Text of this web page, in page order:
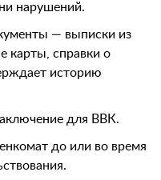
нарушений.
— выписки из
карты, справки о
историю
для ВВК.
до или во время